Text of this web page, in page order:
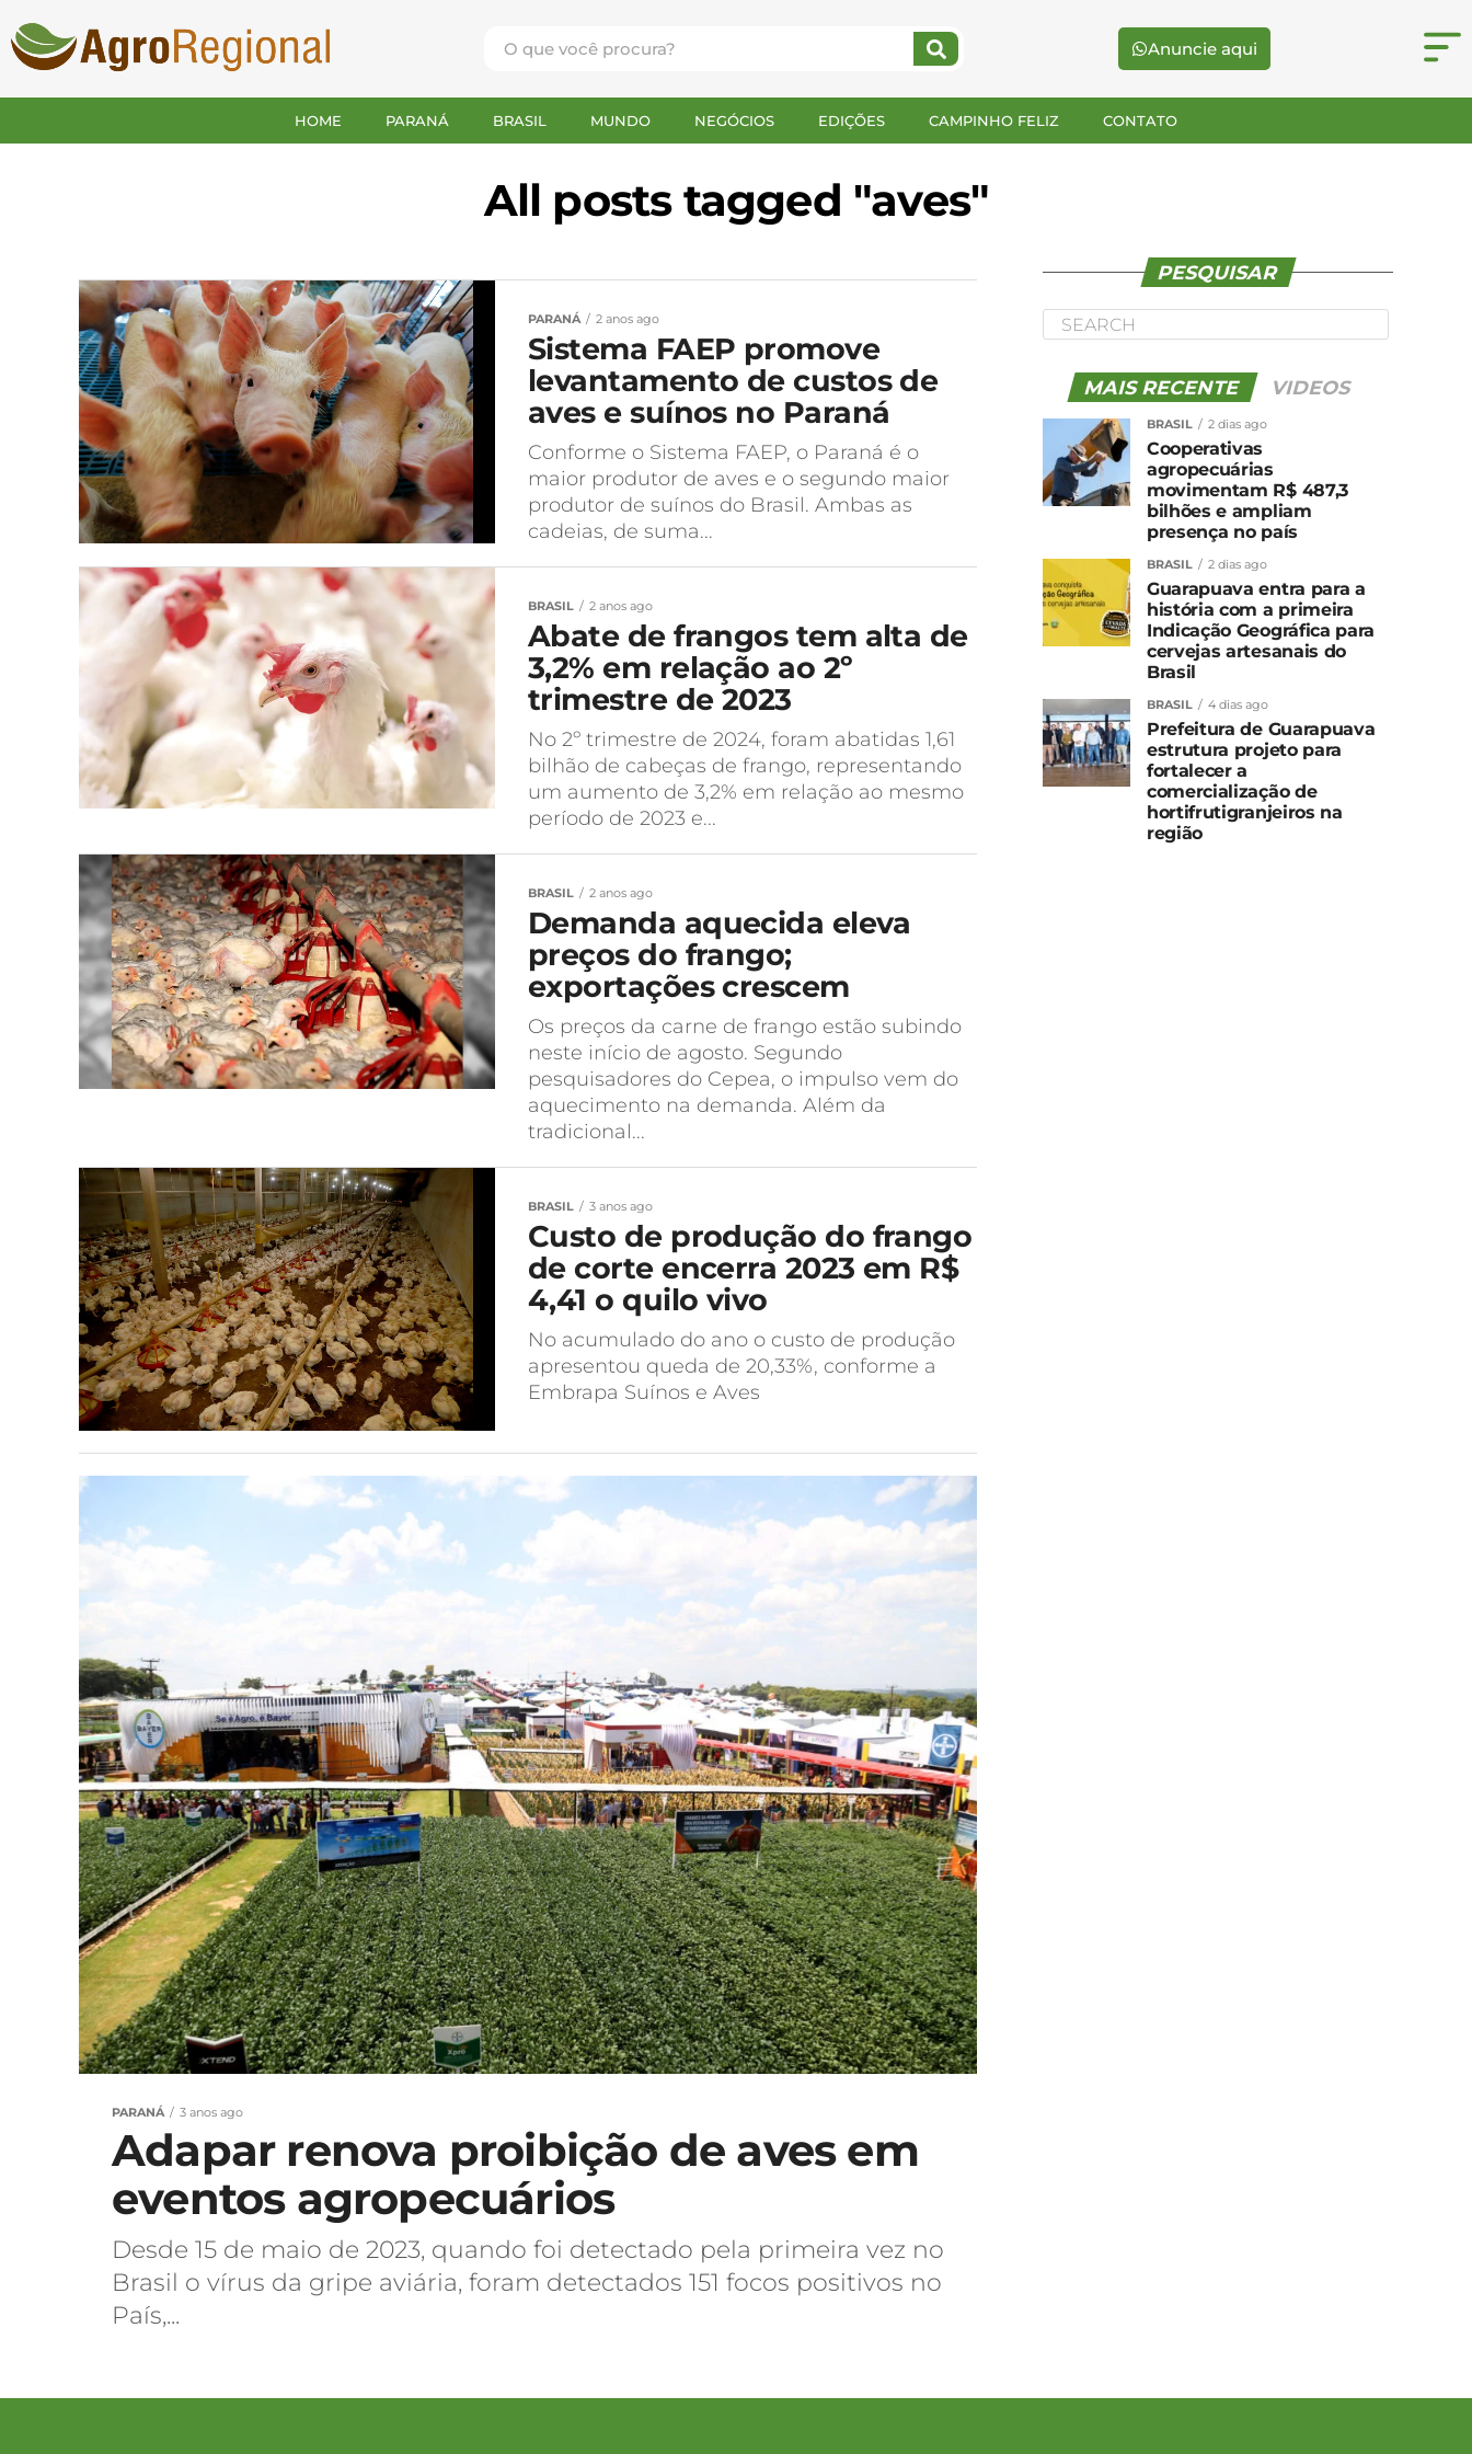
Anuncie aqui
HOME PARANÁ BRASIL MUNDO NEGÓCIOS EDIÇÕES CAMPINHO FELIZ CONTATO
All posts tagged "aves"
PARANÁ 2 anos ago
Sistema FAEP promove
levantamento de custos de
aves e suínos no Paraná
Conforme o Sistema FAEP, o Paraná é o
maior produtor de aves e o segundo maior
produtor de suínos do Brasil. Ambas as
cadeias, de suma...
BRASIL 2 anos ago
Abate de frangos tem alta de
3,2% em relação ao 2º
trimestre de 2023
No 2º trimestre de 2024, foram abatidas 1,61
bilhão de cabeças de frango, representando
um aumento de 3,2% em relação ao mesmo
período de 2023 e...
BRASIL 2 anos ago
Demanda aquecida eleva
preços do frango;
exportações crescem
Os preços da carne de frango estão subindo
neste início de agosto. Segundo
pesquisadores do Cepea, o impulso vem do
aquecimento na demanda. Além da
tradicional...
BRASIL 3 anos ago
Custo de produção do frango
de corte encerra 2023 em R$
4,41 o quilo vivo
No acumulado do ano o custo de produção
apresentou queda de 20,33%, conforme a
Embrapa Suínos e Aves
PARANÁ 3 anos ago
Adapar renova proibição de aves em
eventos agropecuários
Desde 15 de maio de 2023, quando foi detectado pela primeira vez no
Brasil o vírus da gripe aviária, foram detectados 151 focos positivos no
País,...
PESQUISAR
MAIS RECENTE VIDEOS
BRASIL 2 dias ago
Cooperativas
agropecuárias
movimentam R$ 487,3
bilhões e ampliam
presença no país
BRASIL 2 dias ago
Guarapuava entra para a
história com a primeira
Indicação Geográfica para
cervejas artesanais do
Brasil
BRASIL 4 dias ago
Prefeitura de Guarapuava
estrutura projeto para
fortalecer a
comercialização de
hortifrutigranjeiros na
região